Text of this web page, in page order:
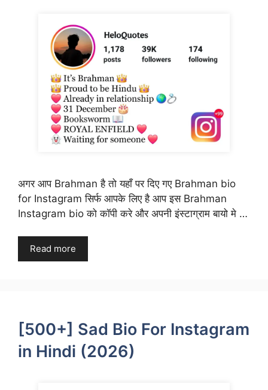
अगर आप Brahman है तो यहाँ पर दिए गए Brahman bio
for Instagram सिर्फ आपके लिए है आप इस Brahman
Instagram bio को कॉपी करे और अपनी इंस्टाग्राम बायो मे …
Read more
[500+] Sad Bio For Instagram
in Hindi (2026)